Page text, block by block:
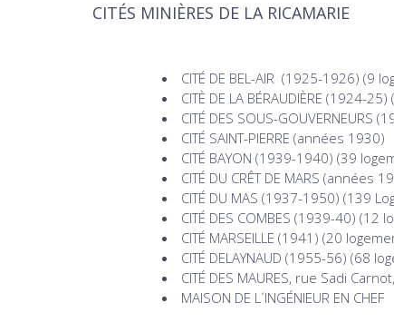
CITÉS MINIÈRES DE LA RICAMARIE
CITÉ DE BEL-AIR (1925-1926) (9
CITÈ DE LA BÉRAUDIÈRE (1924-
CITÉ DES SOUS-GOUVERNEURS
CITÉ SAINT-PIERRE (années 1930)
CITÉ BAYON (1939-1940) (39
CITÉ DU CRÊT DE MARS (années
CITÉ DU MAS (1937-1950) (139
CITÉ DES COMBES (1939-40) (12
CITÉ MARSEILLE (1941) (20
CITÉ DELAYNAUD (1955-56) (68
CITÉ DES MAURES, rue Sadi
MAISON DE L´INGÉNIEUR EN CHEF